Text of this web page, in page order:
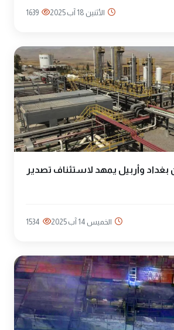
الأثنين 18 آب 2025 1639
بغداد وأربيل يمهد لاستئناف تصدير
الخميس 14 آب 2025 1534